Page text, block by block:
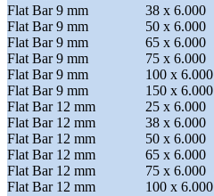
Flat Bar 9 mm
38 x 6.000
Flat Bar 9 mm
50 x 6.000
Flat Bar 9 mm
65 x 6.000
Flat Bar 9 mm
75 x 6.000
Flat Bar 9 mm
100 x 6.000
Flat Bar 9 mm
150 x 6.000
Flat Bar 12 mm
25 x 6.000
Flat Bar 12 mm
38 x 6.000
Flat Bar 12 mm
50 x 6.000
Flat Bar 12 mm
65 x 6.000
Flat Bar 12 mm
75 x 6.000
Flat Bar 12 mm
100 x 6.000